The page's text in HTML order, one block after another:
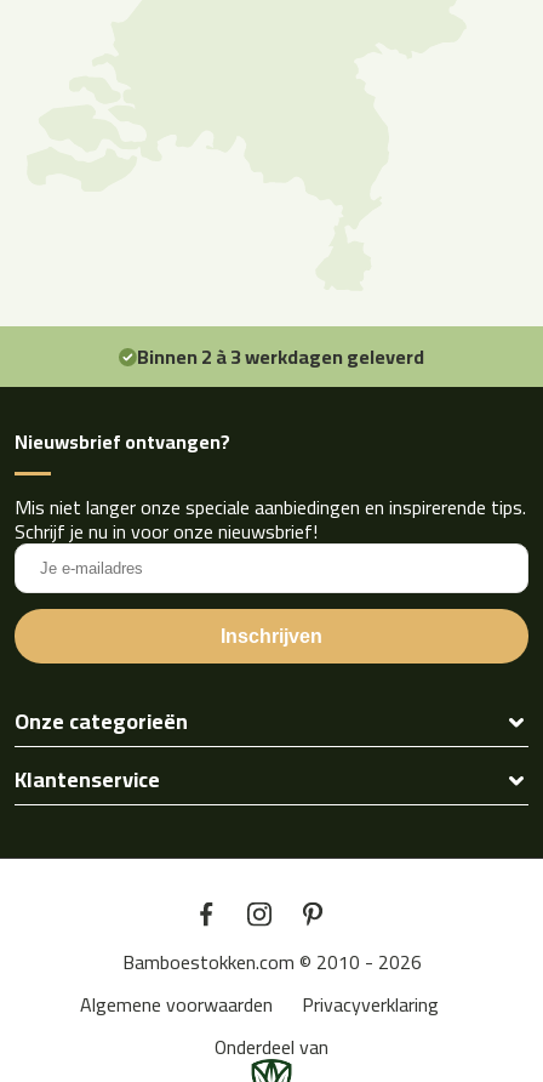
Binnen 2 à 3 werkdagen geleverd
Onze categorieën
Klantenservice
Nieuwsbrief ontvangen?
Mis niet langer onze speciale aanbiedingen en inspirerende tips.
Schrijf je nu in voor onze nieuwsbrief!
Bamboestokken.com © 2010 - 2026
Algemene voorwaarden
Privacyverklaring
Onderdeel van